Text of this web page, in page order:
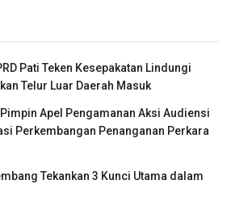
Pati Teken Kesepakatan Lindungi
Telur Luar Daerah Masuk
Apel Pengamanan Aksi Audiensi
Perkembangan Penanganan Perkara
Tekankan 3 Kunci Utama dalam